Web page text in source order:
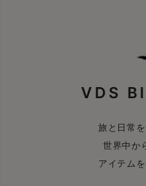
VDS
旅と日常を
世界中か
アイテム